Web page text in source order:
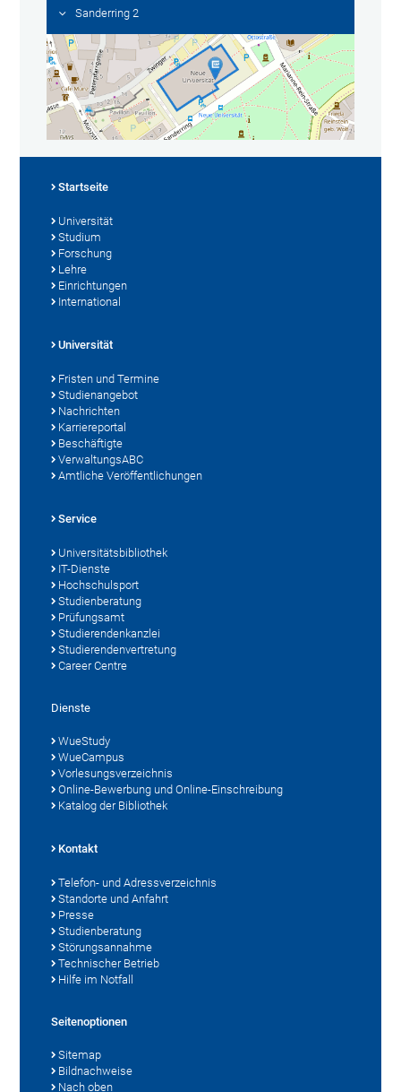
Sanderring 2
Startseite
Universität
Studium
Forschung
Lehre
Einrichtungen
International
Universität
Fristen und Termine
Studienangebot
Nachrichten
Karriereportal
Beschäftigte
VerwaltungsABC
Amtliche Veröffentlichungen
Service
Universitätsbibliothek
IT-Dienste
Hochschulsport
Studienberatung
Prüfungsamt
Studierendenkanzlei
Studierendenvertretung
Career Centre
Dienste
WueStudy
WueCampus
Vorlesungsverzeichnis
Online-Bewerbung und Online-Einschreibung
Katalog der Bibliothek
Kontakt
Telefon- und Adressverzeichnis
Standorte und Anfahrt
Presse
Studienberatung
Störungsannahme
Technischer Betrieb
Hilfe im Notfall
Seitenoptionen
Sitemap
Bildnachweise
Nach oben